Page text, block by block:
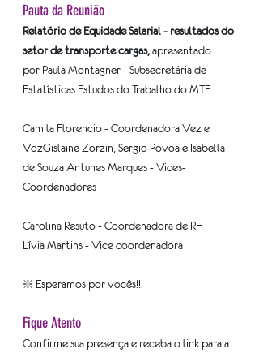
Pauta da Reunião
Relatório de Equidade Salarial - resultados do
setor de transporte cargas, apresentado
por Paula Montagner - Subsecretária de
Estatísticas Estudos do Trabalho do MTE
Camila Florencio - Coordenadora Vez e
VozGislaine Zorzin, Sergio Povoa e Isabella
de Souza Antunes Marques - Vices-
Coordenadores
Carolina Resuto - Coordenadora de RH
Lívia Martins - Vice coordenadora
❇️ Esperamos por vocês!!!
Fique Atento
Confirme sua presença e receba o link para a